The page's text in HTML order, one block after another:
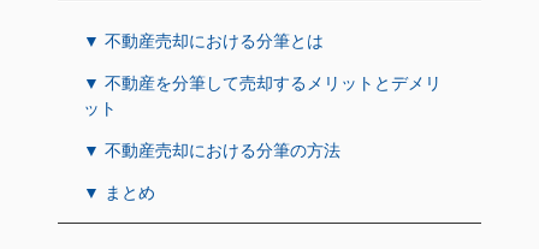
▼ 不動産売却における分筆とは
▼ 不動産を分筆して売却するメリットとデメリ
ット
▼ 不動産売却における分筆の方法
▼ まとめ